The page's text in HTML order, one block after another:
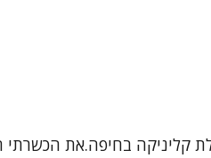
קליניקה בחיפה.את הכשרתי